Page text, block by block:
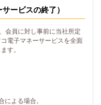
ービスの終了）
会員に対し事前に当社所定
電子マネーサービスを全面
す。
による場合。